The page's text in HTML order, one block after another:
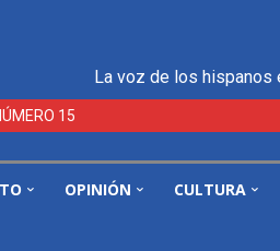
La voz de los hispanos
15
OPINIÓN CULTURA